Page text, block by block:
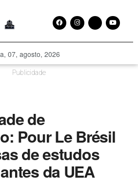
07, agosto, 2026
Publicidade
de
Pour Le Brésil
de estudos
da UEA